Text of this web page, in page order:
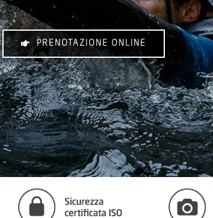
PRENOTAZIONE ONLINE